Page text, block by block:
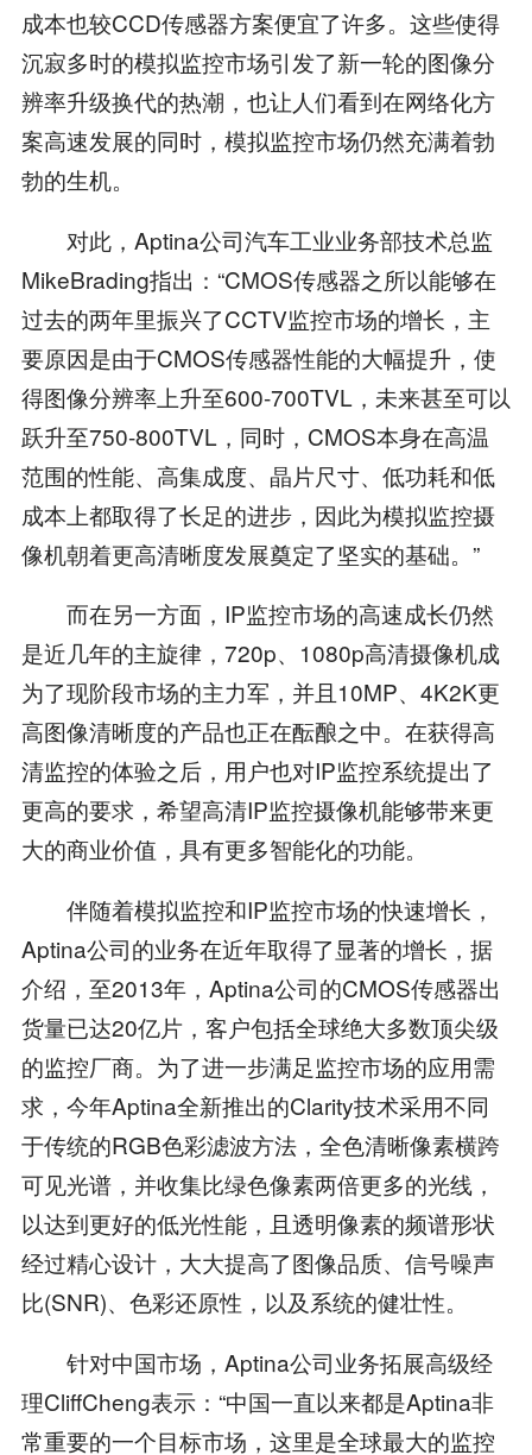
成本也较CCD传感器方案便宜了许多。这些使得
沉寂多时的模拟监控市场引发了新一轮的图像分
辨率升级换代的热潮，也让人们看到在网络化方
案高速发展的同时，模拟监控市场仍然充满着勃
勃的生机。
对此，Aptina公司汽车工业业务部技术总监
MikeBrading指出：“CMOS传感器之所以能够在
过去的两年里振兴了CCTV监控市场的增长，主
要原因是由于CMOS传感器性能的大幅提升，使
得图像分辨率上升至600-700TVL，未来甚至可以
跃升至750-800TVL，同时，CMOS本身在高温
范围的性能、高集成度、晶片尺寸、低功耗和低
成本上都取得了长足的进步，因此为模拟监控摄
像机朝着更高清晰度发展奠定了坚实的基础。”
而在另一方面，IP监控市场的高速成长仍然
是近几年的主旋律，720p、1080p高清摄像机成
为了现阶段市场的主力军，并且10MP、4K2K更
高图像清晰度的产品也正在酝酿之中。在获得高
清监控的体验之后，用户也对IP监控系统提出了
更高的要求，希望高清IP监控摄像机能够带来更
大的商业价值，具有更多智能化的功能。
伴随着模拟监控和IP监控市场的快速增长，
Aptina公司的业务在近年取得了显著的增长，据
介绍，至2013年，Aptina公司的CMOS传感器出
货量已达20亿片，客户包括全球绝大多数顶尖级
的监控厂商。为了进一步满足监控市场的应用需
求，今年Aptina全新推出的Clarity技术采用不同
于传统的RGB色彩滤波方法，全色清晰像素横跨
可见光谱，并收集比绿色像素两倍更多的光线，
以达到更好的低光性能，且透明像素的频谱形状
经过精心设计，大大提高了图像品质、信号噪声
比(SNR)、色彩还原性，以及系统的健壮性。
针对中国市场，Aptina公司业务拓展高级经
理CliffCheng表示：“中国一直以来都是Aptina非
常重要的一个目标市场，这里是全球最大的监控